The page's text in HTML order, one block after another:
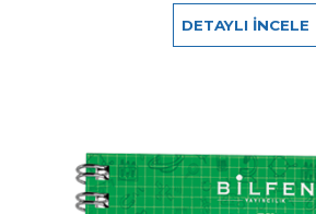
DETAYLI İNCELE